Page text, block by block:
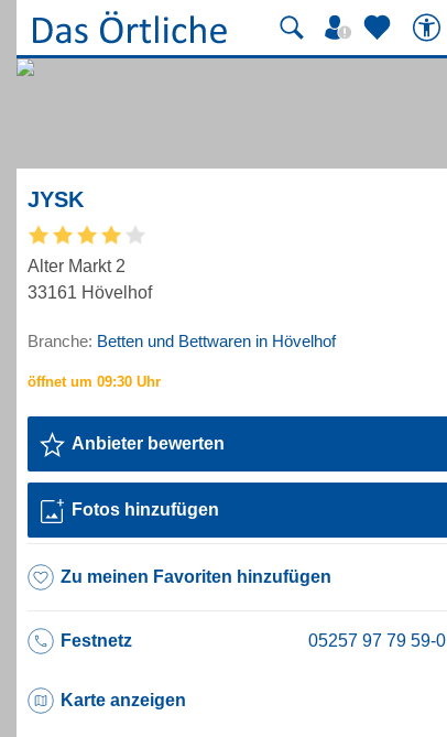
JYSK
Alter Markt 2
33161 Hövelhof
Branche: Betten und Bettwaren in Hövelhof
Anbieter bewerten
Fotos hinzufügen
Zu meinen Favoriten hinzufügen
Festnetz
Karte anzeigen